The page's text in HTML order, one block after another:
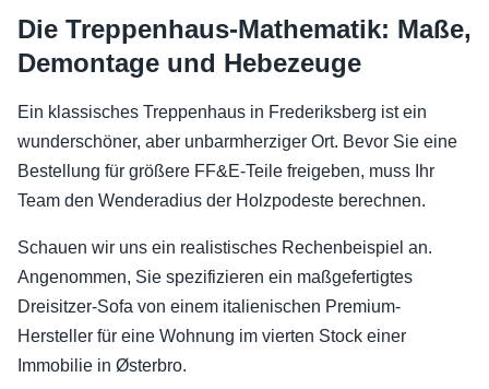
Die Treppenhaus-Mathematik: Maße,
Demontage und Hebezeuge
Ein klassisches Treppenhaus in Frederiksberg ist ein
wunderschöner, aber unbarmherziger Ort. Bevor Sie eine
Bestellung für größere FF&E-Teile freigeben, muss Ihr
Team den Wenderadius der Holzpodeste berechnen.
Schauen wir uns ein realistisches Rechenbeispiel an.
Angenommen, Sie spezifizieren ein maßgefertigtes
Dreisitzer-Sofa von einem italienischen Premium-
Hersteller für eine Wohnung im vierten Stock einer
Immobilie in Østerbro.